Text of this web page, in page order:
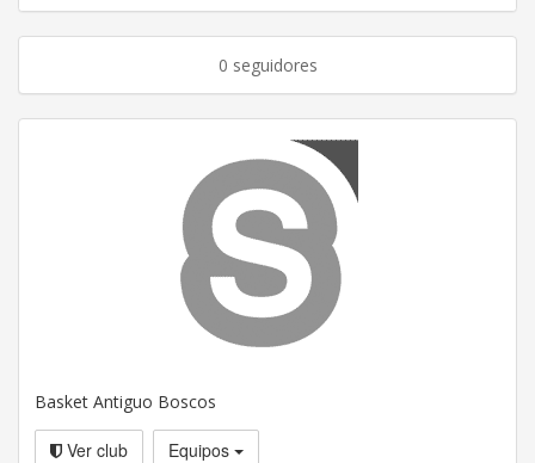
0 seguidores
Basket Antiguo Boscos
Ver club Equipos